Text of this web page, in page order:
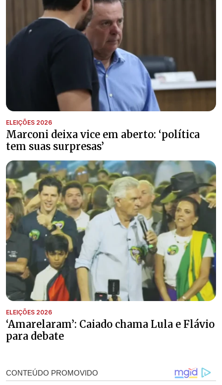
ELEIÇÕES 2026
Marconi deixa vice em aberto: ‘política
tem suas surpresas’
ELEIÇÕES 2026
‘Amarelaram’: Caiado chama Lula e Flávio
para debate